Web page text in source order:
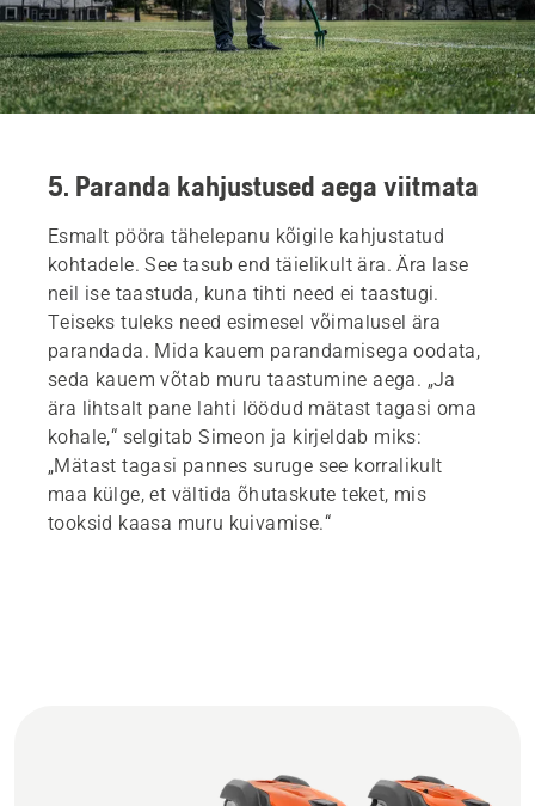
5. Paranda kahjustused aega viitmata
Esmalt pööra tähelepanu kõigile kahjustatud
kohtadele. See tasub end täielikult ära. Ära lase
neil ise taastuda, kuna tihti need ei taastugi.
Teiseks tuleks need esimesel võimalusel ära
parandada. Mida kauem parandamisega oodata,
seda kauem võtab muru taastumine aega. „Ja
ära lihtsalt pane lahti löödud mätast tagasi oma
kohale,“ selgitab Simeon ja kirjeldab miks:
„Mätast tagasi pannes suruge see korralikult
maa külge, et vältida õhutaskute teket, mis
tooksid kaasa muru kuivamise.“